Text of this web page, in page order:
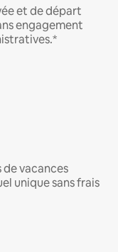
et de départ
engagement
vacances
unique sans frais